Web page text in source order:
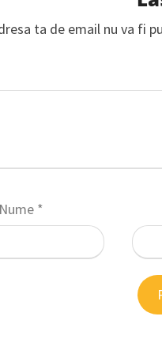
ta de email nu va fi
*